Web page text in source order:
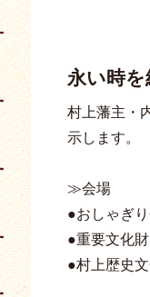
永い時
村上藩主・
示します。
≫会場
●おしゃぎ
●重要文化
●村上歴史